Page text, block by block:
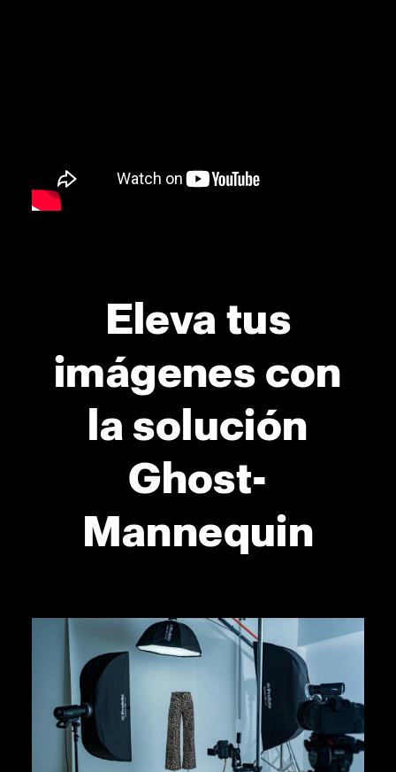
Eleva tus
imágenes con
la solución
Ghost-
Mannequin